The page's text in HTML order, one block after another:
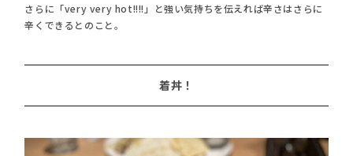
さらに「very very hot!!!!」と強い気持ちを伝えれば辛さはさらに
辛くできるとのこと。
着丼！